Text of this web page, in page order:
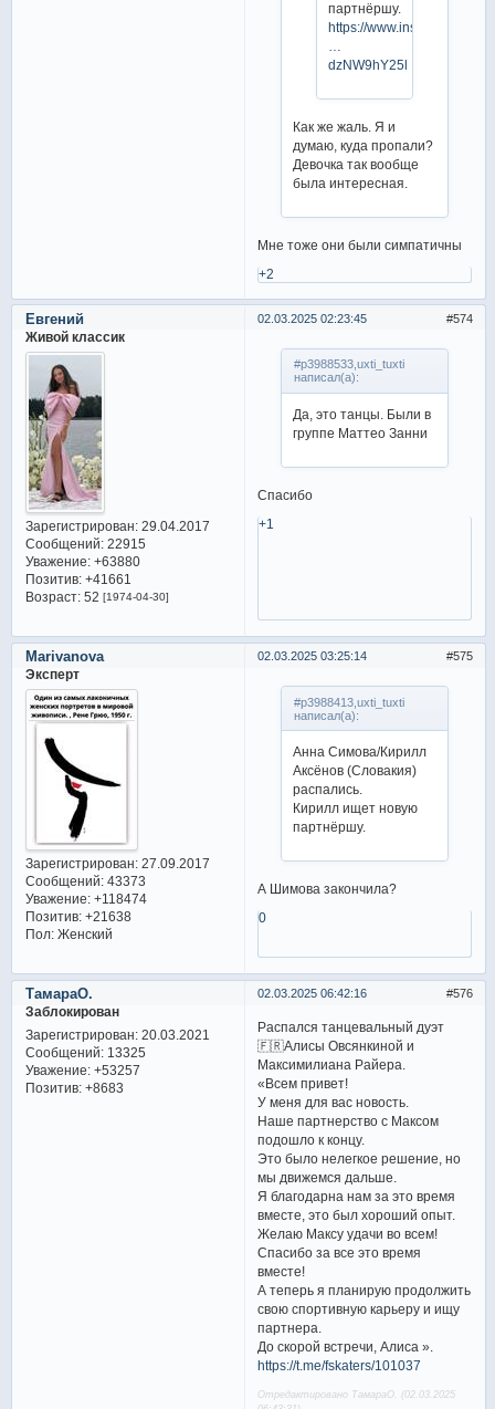
партнёршу.
https://
dzNW9hY25l
Как же жаль. Я и
думаю, куда пропали?
Девочка так вообще
была интересная.
Мне тоже они были симпатичны
+2
574
02.03.2025 02:23:45
Евгений
Живой классик
Зарегистрирован: 29.04.2017
Сообщений:22915
Уважение: +63880
Позитив: +41661
Возраст:52 [1974-04-30]
#p3988533,uxti_tuxti
написал(а):
Да, это танцы. Были в
группе Маттео Занни
Спасибо
+1
575
02.03.2025 03:25:14
Marivanova
Эксперт
Зарегистрирован: 27.09.2017
Сообщений:43373
Уважение: +118474
Позитив: +21638
Пол:Женский
#p3988413,uxti_tuxti
написал(а):
Анна Симова/Кирилл
Аксёнов (Словакия)
распались.
Кирилл ищет новую
партнёршу.
А Шимова закончила?
0
576
02.03.2025 06:42:16
ТамараО.
Заблокирован
Зарегистрирован: 20.03.2021
Сообщений:13325
Уважение: +53257
Позитив: +8683
Распался танцевальный дуэт
🇫🇷Алисы Овсянкиной и
Максимилиана Райера.
«Всем привет!
У меня для вас новость.
Наше партнерство с Максом
подошло к концу.
Это было нелегкое решение, но
мы движемся дальше.
Я благодарна нам за это время
вместе, это был хороший опыт.
Желаю Максу удачи во всем!
Спасибо за все это время
вместе!
А теперь я планирую продолжить
свою спортивную карьеру и ищу
партнера.
До скорой встречи, Алиса ».
https://t.me/fskaters/101037
Отредактировано ТамараО. (02.03.2025